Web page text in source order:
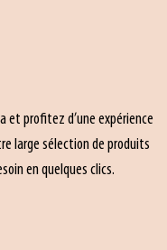
et profitez d’une expérience
large sélection de produits
en quelques clics.